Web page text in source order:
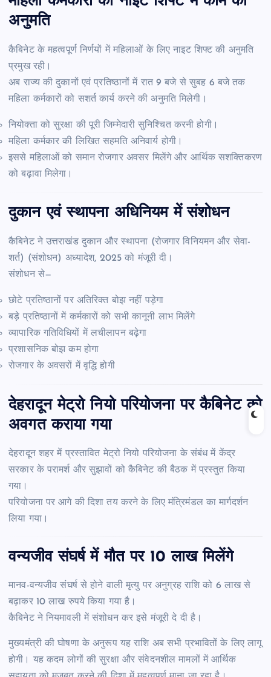
अनुमति
कैबिनेट के महत्वपूर्ण निर्णयों में महिलाओं के लिए नाइट शिफ्ट की अनुमति
प्रमुख रही।
अब राज्य की दुकानों एवं प्रतिष्ठानों में रात 9 बजे से सुबह 6 बजे तक
महिला कर्मकारों को सशर्त कार्य करने की अनुमति मिलेगी।
नियोक्ता को सुरक्षा की पूरी जिम्मेदारी सुनिश्चित करनी होगी।
महिला कर्मकार की लिखित सहमति अनिवार्य होगी।
इससे महिलाओं को समान रोजगार अवसर मिलेंगे और आर्थिक सशक्तिकरण
को बढ़ावा मिलेगा।
दुकान एवं स्थापना अधिनियम में संशोधन
कैबिनेट ने उत्तराखंड दुकान और स्थापना (रोजगार विनियमन और सेवा-
शर्त) (संशोधन) अध्यादेश, 2025 को मंजूरी दी।
संशोधन से—
छोटे प्रतिष्ठानों पर अतिरिक्त बोझ नहीं पड़ेगा
बड़े प्रतिष्ठानों में कर्मकारों को सभी कानूनी लाभ मिलेंगे
व्यापारिक गतिविधियों में लचीलापन बढ़ेगा
प्रशासनिक बोझ कम होगा
रोजगार के अवसरों में वृद्धि होगी
देहरादून मेट्रो नियो परियोजना पर कैबिनेट को
अवगत कराया गया
देहरादून शहर में प्रस्तावित मेट्रो नियो परियोजना के संबंध में केंद्र
सरकार के परामर्श और सुझावों को कैबिनेट की बैठक में प्रस्तुत किया
गया।
परियोजना पर आगे की दिशा तय करने के लिए मंत्रिमंडल का मार्गदर्शन
लिया गया।
वन्यजीव संघर्ष में मौत पर 10 लाख मिलेंगे
मानव-वन्यजीव संघर्ष से होने वाली मृत्यु पर अनुग्रह राशि को 6 लाख से
बढ़ाकर 10 लाख रुपये किया गया है।
कैबिनेट ने नियमावली में संशोधन कर इसे मंजूरी दे दी है।
मुख्यमंत्री की घोषणा के अनुरूप यह राशि अब सभी प्रभावितों के लिए लागू
होगी। यह कदम लोगों की सुरक्षा और संवेदनशील मामलों में आर्थिक